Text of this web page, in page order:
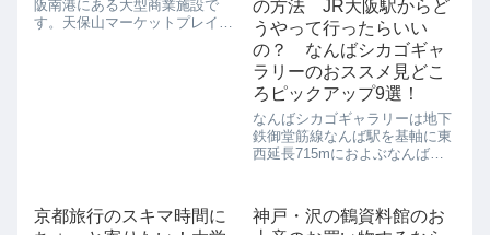
阪南港にある大型商業施設で
す。天保山マーケットプレイス
の方法 JR大阪駅からど
うやって行ったらいい
の？ なんばシカゴギャ
ラリーのおススメ見どこ
ろピックアップ9選！
なんばシカゴギャラリーは地下
鉄御堂筋線なんば駅を基軸に東
西延長715mにおよぶなんばウ
の中心地でもあり、1日に約
160000人も行き来している町で
京都旅行のスキマ時間に
神戸・沢の鶴資料館のお